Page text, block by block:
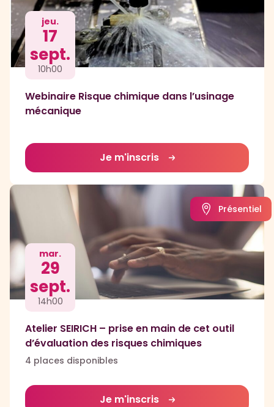
jeu.
17
sept.
10h00
Webinaire Risque chimique dans l’usinage
mécanique
Je m'inscris
mar.
29
sept.
14h00
Atelier SEIRICH – prise en main de cet outil
d’évaluation des risques chimiques
4 places disponibles
Présentiel
Je m'inscris